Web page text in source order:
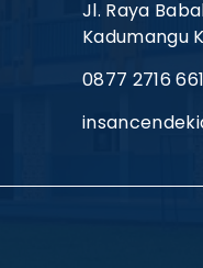
Jl. Raya
Kadumangu
0877 2716